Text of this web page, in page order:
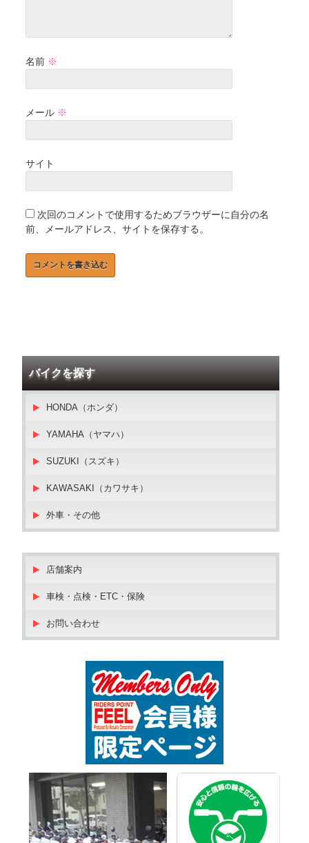
名前 ※
メール ※
サイト
次回のコメントで使用するためブラウザーに自分の名
前、メールアドレス、サイトを保存する。
バイクを探す
HONDA（ホンダ）
YAMAHA（ヤマハ）
SUZUKI（スズキ）
KAWASAKI（カワサキ）
外車・その他
店舗案内
車検・点検・ETC・保険
お問い合わせ